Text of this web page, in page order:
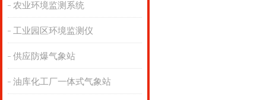
农业环境监测系统
工业园区环境监测仪
供应防爆气象站
油库化工厂一体式气象站